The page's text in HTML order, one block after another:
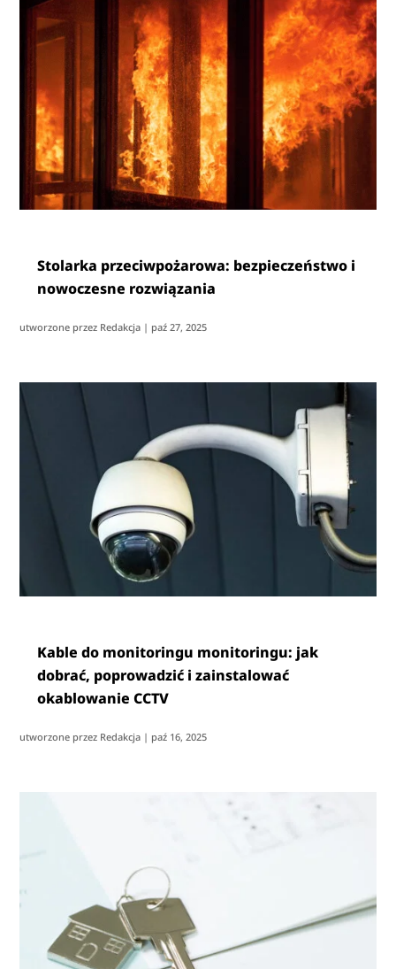
Stolarka przeciwpożarowa: bezpieczeństwo i
nowoczesne rozwiązania
utworzone przez Redakcja | paź 27, 2025
Kable do monitoringu monitoringu: jak
dobrać, poprowadzić i zainstalować
okablowanie CCTV
utworzone przez Redakcja | paź 16, 2025